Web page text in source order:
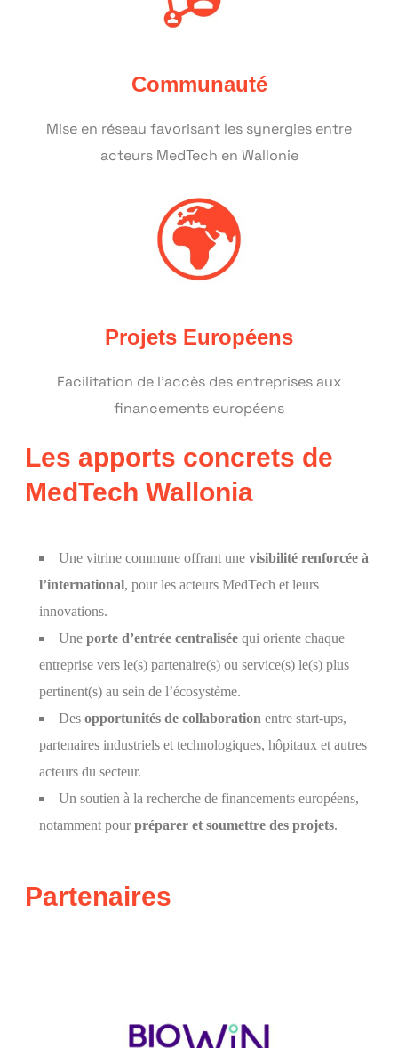
Communauté
Mise en réseau favorisant les synergies entre
acteurs MedTech en Wallonie
Projets Européens
Facilitation de l’accès des entreprises aux
financements européens
Les apports concrets de
MedTech Wallonia
Une vitrine commune offrant une visibilité renforcée à
l’international, pour les acteurs MedTech et leurs
innovations.
Une porte d’entrée centraliséequi oriente chaque
entreprise vers le(s) partenaire(s) ou service(s) le(s) plus
pertinent(s) au sein de l’écosystème.
Des opportunités de collaboration entre start-ups,
partenaires industriels et technologiques, hôpitaux et autres
acteurs du secteur.
Un soutien à la recherche de financements européens,
notamment pourpréparer etsoumettre des projets.
Partenaires